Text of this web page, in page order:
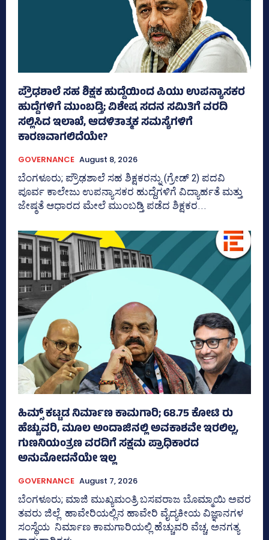
ಪ್ರೌಢಶಾಲೆ ಸಹ ಶಿಕ್ಷಕ ಹುದ್ದೆಯಿಂದ ಪಿಯು ಉಪನ್ಯಾಸಕರ
ಹುದ್ದೆಗಳಿಗೆ ಮುಂಬಡ್ತಿ; ವಿಶೇಷ ಸದನ ಸಮಿತಿಗೆ ವರದಿ
ಸಲ್ಲಿಸಿದ ಇಲಾಖೆ, ಆಡಳಿತಾತ್ಮಕ ಸಮಸ್ಯೆಗಳಿಗೆ
ಕಾರಣವಾಗಲಿದೆಯೇ?
GOVERNANCE August 8, 2026
ಬೆಂಗಳೂರು; ಪ್ರೌಢಶಾಲೆ ಸಹ ಶಿಕ್ಷಕರನ್ನು (ಗ್ರೇಡ್‌ 2) ಪದವಿ
ಪೂರ್ವ ಕಾಲೇಜು ಉಪನ್ಯಾಸಕರ ಹುದ್ದೆಗಳಿಗೆ ವಿದ್ಯಾರ್ಹತೆ ಮತ್ತು
ಜೇ‍ಷ್ಠತೆ ಆಧಾರದ ಮೇಲೆ ಮುಂಬಡ್ತಿ ಪಡೆದ ಶಿಕ್ಷಕರ...
ಹಿಮ್ಸ್‌ ಕಟ್ಟಡ ನಿರ್ಮಾಣ ಕಾಮಗಾರಿ; 68.75 ಕೋಟಿ ರು
ಹೆಚ್ಚುವರಿ, ಮೂಲ ಅಂದಾಜಿನಲ್ಲಿ ಅವಕಾಶವೇ ಇರಲಿಲ್ಲ,
ಗುಣನಿಯಂತ್ರಣ ವರದಿಗೆ ಸಕ್ಷಮ ಪ್ರಾಧಿಕಾರದ
ಅನುಮೋದನೆಯೇ ಇಲ್ಲ
GOVERNANCE August 7, 2026
ಬೆಂಗಳೂರು; ಮಾಜಿ ಮುಖ್ಯಮಂತ್ರಿ ಬಸವರಾಜ ಬೊಮ್ಮಾಯಿ ಅವರ
ತವರು ಜಿಲ್ಲೆ ಹಾವೇರಿಯಲ್ಲಿನ ಹಾವೇರಿ ವೈದ್ಯಕೀಯ ವಿಜ್ಞಾನಗಳ
ಸಂಸ್ಥೆಯ ನಿರ್ಮಾಣ ಕಾಮಗಾರಿಯಲ್ಲಿ ಹೆಚ್ಚುವರಿ ವೆಚ್ಚ, ಅನಗತ್ಯ